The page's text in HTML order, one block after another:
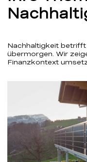
Nachhaltigkeit betrifft
übermorgen. Wir
Finanzkontext